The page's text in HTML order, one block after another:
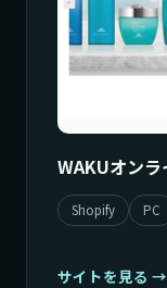
WAKUオン
Shopify PC
サイトを見る